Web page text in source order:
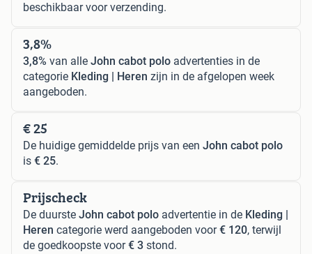
beschikbaar voor verzending.
3,8%
3,8% van alle John cabot polo advertenties in de
categorie Kleding | Heren zijn in de afgelopen week
aangeboden.
€ 25
De huidige gemiddelde prijs van een John cabot polo
is € 25.
Prijscheck
De duurste John cabot polo advertentie in de Kleding |
Heren categorie werd aangeboden voor€ 120, terwijl
de goedkoopste voor€ 3 stond.